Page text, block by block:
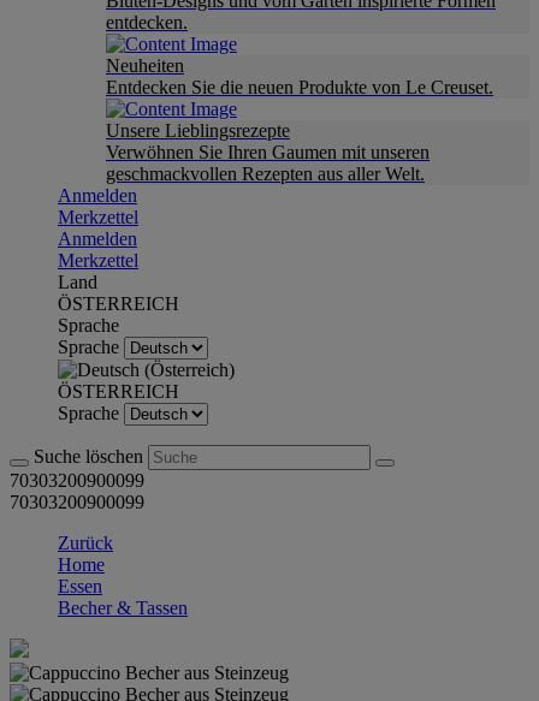
entdecken.
Neuheiten
Entdecken Sie die neuen Produkte von Le Creuset.
Unsere Lieblingsrezepte
Verwöhnen Sie Ihren Gaumen mit unseren
geschmackvollen Rezepten aus aller Welt.
Anmelden
Merkzettel
Anmelden
Merkzettel
Land
ÖSTERREICH
Sprache
Sprache
ÖSTERREICH
Sprache
Suche löschen
70303200900099
70303200900099
Zurück
Home
Essen
Becher & Tassen